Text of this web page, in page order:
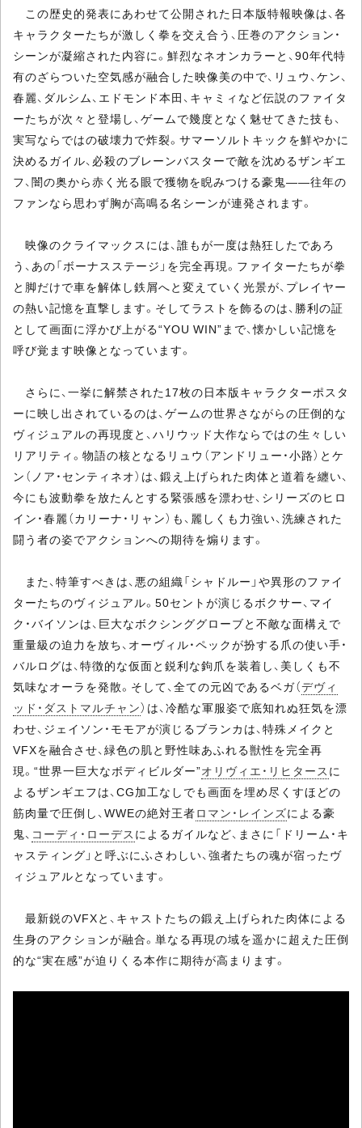
この歴史的発表にあわせて公開された日本版特報映像は、各
キャラクターたちが激しく拳を交え合う、圧巻のアクション・
シーンが凝縮された内容に。鮮烈なネオンカラーと、90年代特
有のざらついた空気感が融合した映像美の中で、リュウ、ケン、
春麗、ダルシム、エドモンド本田、キャミィなど伝説のファイタ
ーたちが次々と登場し、ゲームで幾度となく魅せてきた技も、
実写ならではの破壊力で炸裂。サマーソルトキックを鮮やかに
決めるガイル、必殺のブレーンバスターで敵を沈めるザンギエ
フ、闇の奥から赤く光る眼で獲物を睨みつける豪鬼――往年の
ファンなら思わず胸が高鳴る名シーンが連発されます。
映像のクライマックスには、誰もが一度は熱狂したであろ
う、あの「ボーナスステージ」を完全再現。ファイターたちが拳
と脚だけで車を解体し鉄屑へと変えていく光景が、プレイヤー
の熱い記憶を直撃します。そしてラストを飾るのは、勝利の証
として画面に浮かび上がる“YOU WIN”まで、懐かしい記憶を
呼び覚ます映像となっています。
さらに、一挙に解禁された17枚の日本版キャラクターポスタ
ーに映し出されているのは、ゲームの世界さながらの圧倒的な
ヴィジュアルの再現度と、ハリウッド大作ならではの生々しい
リアリティ。物語の核となるリュウ（アンドリュー・小路）とケ
ン（ノア・センティネオ）は、鍛え上げられた肉体と道着を纏い、
今にも波動拳を放たんとする緊張感を漂わせ、シリーズのヒロ
イン・春麗（カリーナ・リャン）も、麗しくも力強い、洗練された
闘う者の姿でアクションへの期待を煽ります。
また、特筆すべきは、悪の組織「シャドルー」や異形のファイ
ターたちのヴィジュアル。50セントが演じるボクサー、マイ
ク・バイソンは、巨大なボクシンググローブと不敵な面構えで
重量級の迫力を放ち、オーヴィル・ペックが扮する爪の使い手・
バルログは、特徴的な仮面と鋭利な鉤爪を装着し、美しくも不
気味なオーラを発散。そして、全ての元凶であるベガ（デヴィ
ッド・ダストマルチャン）は、冷酷な軍服姿で底知れぬ狂気を漂
わせ、ジェイソン・モモアが演じるブランカは、特殊メイクと
VFXを融合させ、緑色の肌と野性味あふれる獣性を完全再
現。“世界一巨大なボディビルダー”オリヴィエ・リヒタース に
よるザンギエフは、CG加工なしでも画面を埋め尽くすほどの
筋肉量で圧倒し、WWEの絶対王者ロマン・レインズによる豪
鬼、 コーディ・ローデス によるガイルなど、まさに「ドリーム・キ
ャスティング」と呼ぶにふさわしい、強者たちの魂が宿ったヴ
ィジュアルとなっています。
最新鋭のVFXと、キャストたちの鍛え上げられた肉体による
生身のアクションが融合。単なる再現の域を遥かに超えた圧倒
的な“実在感”が迫りくる本作に期待が高まります。